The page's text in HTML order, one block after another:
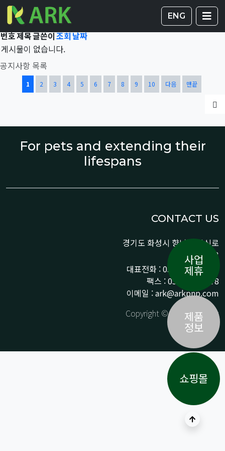
ENG
Total 41,856건1 페이지 게시판
공지사항 목록
번호제목글쓴이조회날짜
게시물이 없습니다.
열린
1 페이지
2
페이지3페이지4
페이지5페이지6
페이지7
페이지8
페이지9
페이지10
페이지 다음 맨끝
For pets and extending their
lifespans
CONTACT US
경기도 화성시 향남읍 상신로
290-13
대표전화 : 031-359-9776 /
팩스 : 031-359-9778
이메일 : ark@arkpnp.com
Copyright © ARK All Rights
Reserved.
상단으로
사업
제휴
제품
정보
쇼핑몰